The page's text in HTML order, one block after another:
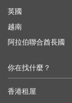
英國
越南
阿拉伯聯合酋長國
你在找什麼？
香港租屋